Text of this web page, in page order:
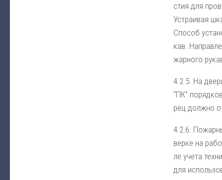
стия для
Уст­раи­вая
Спо­соб
ка­в.
жар­но­го
4.2.5. На
“ПК”
рец долж­но
4.2.6.
вер­ке на
ле уче­та
для